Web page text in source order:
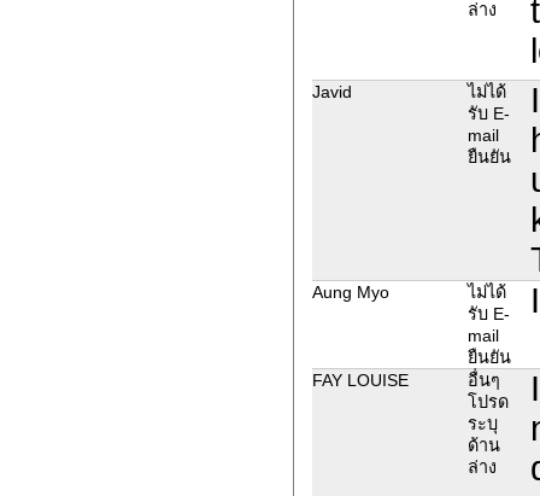
ล่าง
Javid
ไม่ได้
รับ E-
mail
ยืนยัน
Aung Myo
ไม่ได้
รับ E-
mail
ยืนยัน
FAY LOUISE
อื่นๆ
โปรด
ระบุ
ด้าน
ล่าง